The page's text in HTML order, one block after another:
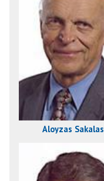
Aloyzas Sakalas